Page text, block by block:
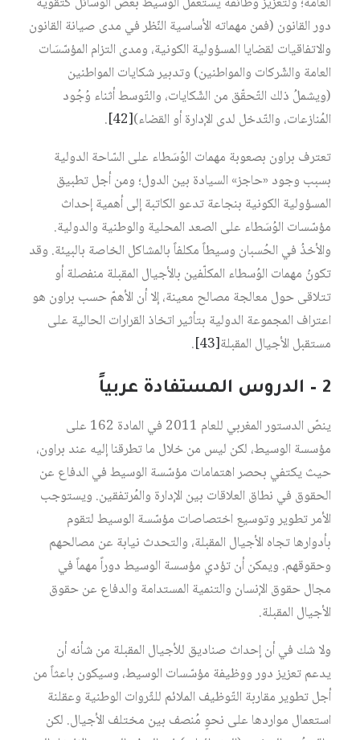
دور القانون (فمن مهماته الأساسية النّظر في مدى صيانة القانون
والاتفاقيات لقضايا المسؤولية الكونية، ومدى التزام المؤسّسَات
العامة والشّركات والمواطنين) وتدبير شكايات المواطنين
(ويشملُ ذلك التّحقّق من الشّكايات، والتّوسط أثناء وُجُود
المُنازعات، والتّدخل لدى الإدارة أو القضاء)‏[42]
.
تعترف براون بصعوبة مهمات الوُسَطاء على السّاحة الدولية
بسبب وجود «حاجز» السيادة بين الدول؛ ومن أجل تطبيق
المسؤولية الكونية بنجاعة تدعو الكاتبة إلى أهمية إحداث
مؤسّسات الوُسَطاء على الصعد المحلية والوطنية والدولية.
والأخذُ في الحُسبان وسيطاً مكلفاً بالمشاكل الخاصة بالبيئة. وقد
تكونُ مهمات الوُسطاء المكلّفين بالأجيال المقبلة منفصلة أو
تتلاقى حول معالجة مصالح معينة، إلا أن الأهمّ حسب براون هو
اعتراف المجموعة الدولية بتأثير اتخاذ القرارات الحالية على
مستقبل الأجيال المقبلة‏[43]
.
2 – الدروس المستفادة عربياً
ينصّ الدستور المغربي للعام 2011 في المادة 162 على
مؤسسة الوسيط، لكن ليس من خلال ما تطرقنا إليه عند براون،
حيث يكتفي بحصر اهتمامات مؤسّسة الوسيط في الدفاع عن
الحقوق في نطاق العلاقات بين الإدارة والمُرتفقين. ويستوجب
الأمر تطوير وتوسيع اختصاصات مؤسّسة الوسيط لتقوم
بأدوارها تجاه الأجيال المقبلة، والتحدث نيابة عن مصالحهم
وحقوقهم. ويمكن أن تؤدي مؤسسة الوسيط دوراً مهماً في
مجال حقوق الإنسان والتنمية المستدامة والدفاع عن حقوق
الأجيال المقبلة.
ولا شك في أن إحداث صناديق للأجيال المقبلة من شأنه أن
يدعم تعزيز دور ووظيفة مؤسّسات الوسيط، وسيكون باعثاً من
أجل تطوير مقاربة التّوظيف الملائم للثّروات الوطنية وعقلنة
استعمال مواردها على نحوٍ مُنصف بين مختلف الأجيال. لكن